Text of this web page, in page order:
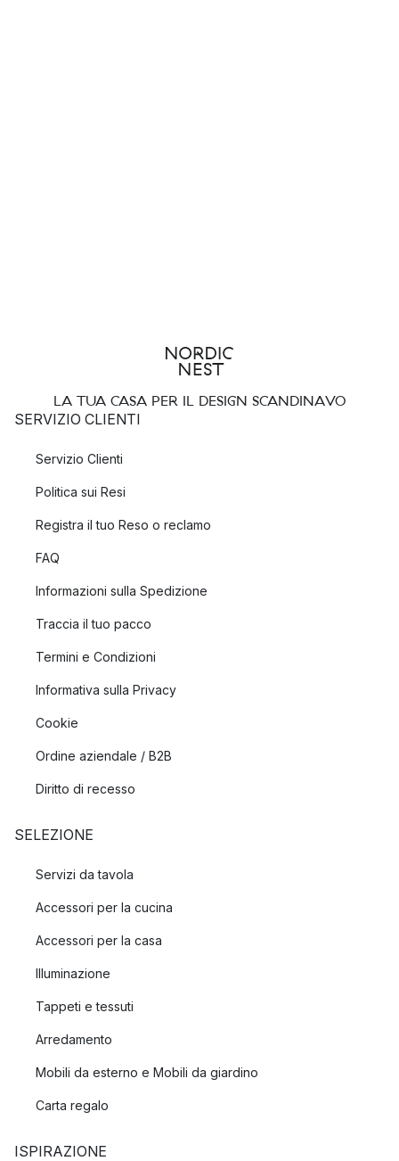
LA TUA CASA PER IL DESIGN SCANDINAVO
SERVIZIO CLIENTI
Servizio Clienti
Politica sui Resi
Registra il tuo Reso o reclamo
FAQ
Informazioni sulla Spedizione
Traccia il tuo pacco
Termini e Condizioni
Informativa sulla Privacy
Cookie
Ordine aziendale / B2B
Diritto di recesso
SELEZIONE
Servizi da tavola
Accessori per la cucina
Accessori per la casa
Illuminazione
Tappeti e tessuti
Arredamento
Mobili da esterno e Mobili da giardino
Carta regalo
ISPIRAZIONE